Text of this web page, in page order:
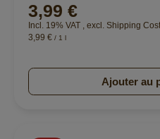
3,99 €
Incl. 19% VAT , excl. Shipping Cost
3,99 € / 1 l
Ajouter au